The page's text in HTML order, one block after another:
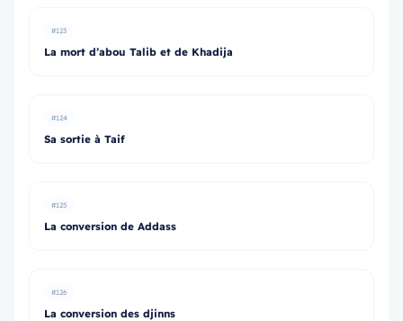
#123
La mort d’abou Talib et de Khadija
#124
Sa sortie à Taif
#125
La conversion de Addass
#126
La conversion des djinns